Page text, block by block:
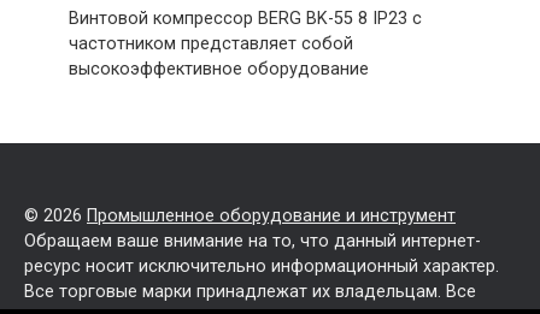
Винтовой компрессор BERG BK-55 8 IP23 с
частотником представляет собой
высокоэффективное оборудование
© 2026 Промышленное оборудование и инструмент
Обращаем ваше внимание на то, что данный интернет-
ресурс носит исключительно информационный характер.
Все торговые марки принадлежат их владельцам. Все